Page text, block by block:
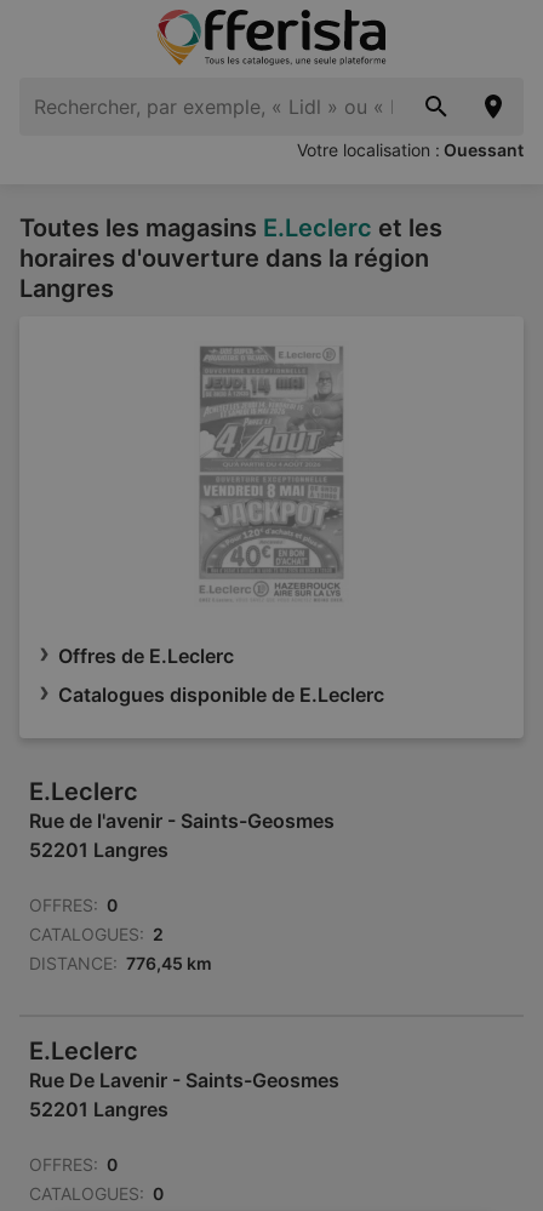
Votre localisation : Ouessant
Toutes les magasins E.Leclerc et les
horaires d'ouverture dans la région
Langres
Offres de E.Leclerc
Catalogues disponible de E.Leclerc
E.Leclerc
Rue de l'avenir - Saints-Geosmes
52201 Langres
OFFRES: 0
CATALOGUES: 2
DISTANCE: 776,45 km
E.Leclerc
Rue De Lavenir - Saints-Geosmes
52201 Langres
OFFRES: 0
CATALOGUES: 0